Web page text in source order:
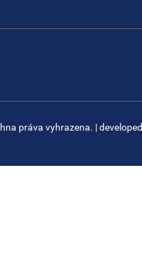
práva vyhrazena. |